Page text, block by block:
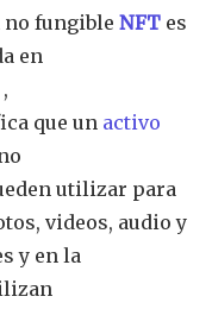
no fungible NFT es
en
que un activo
utilizar para
videos, audio y
y en la